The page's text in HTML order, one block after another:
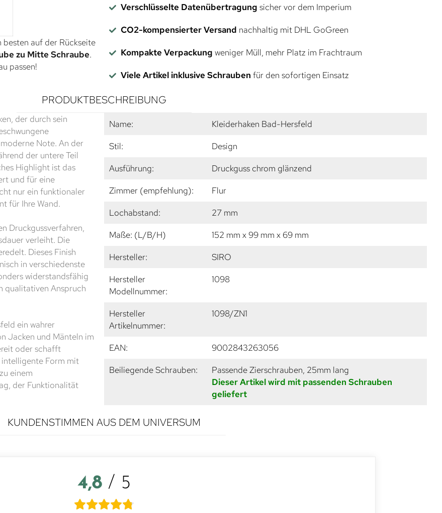
auf der Rückseite
zu Mitte Schraube.
passen!
Verschlüsselte Datenübertragung sicher vor dem Imperium
CO2-kompensierter Versand nachhaltig mit DHL GoGreen
Kompakte Verpackung weniger Müll, mehr Platz im Frachtraum
Viele Artikel inklusive Schrauben für den sofortigen Einsatz
PRODUKTBESCHREIBUNG
der durch sein
Note. An der
der untere Teil
Highlight ist das
und für eine
nur ein funktionaler
für Ihre Wand.
Druckgussverfahren,
verleiht. Die
Dieses Finish
in verschiedenste
widerstandsfähig
qualitativen Anspruch
ein wahrer
Jacken und Mänteln im
oder schafft
intelligente Form mit
einem
der Funktionalität
Name:
Kleiderhaken Bad-Hersfeld
Stil:
Design
Ausführung:
Druckguss chrom glänzend
Zimmer (empfehlung):
Flur
Lochabstand:
27 mm
Maße: (L/B/H)
152 mm x 99 mm x 69 mm
Hersteller:
SIRO
Hersteller
Modellnummer:
1098
Hersteller
Artikelnummer:
1098/ZN1
EAN:
9002843263056
Beiliegende Schrauben:
Passende Zierschrauben, 25mm lang
Dieser Artikel wird mit passenden Schrauben
geliefert
KUNDENSTIMMEN AUS DEM UNIVERSUM
4,8 / 5